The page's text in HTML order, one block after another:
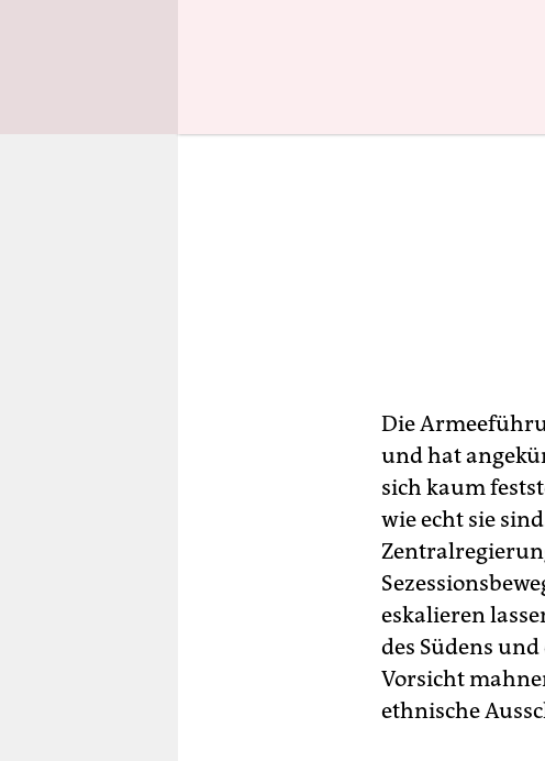
Die
und hat
sich kaum
wie echt sie
eskalieren
des Südens
Vorsicht
ethnische